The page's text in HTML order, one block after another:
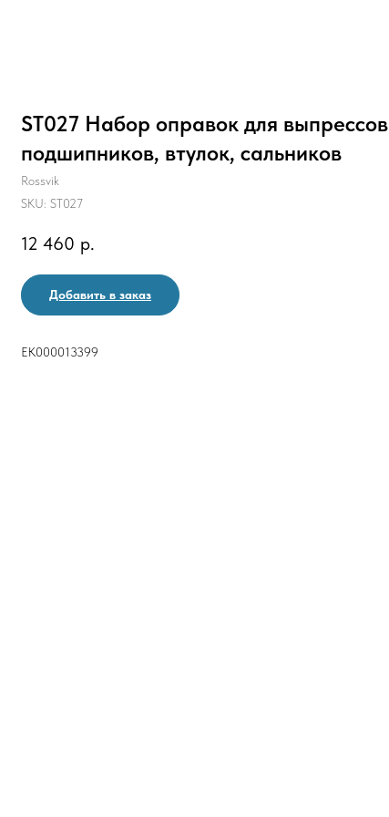
ST027 Набор оправок для
подшипников, втулок, сальников
Rossvik
SKU: ST027
12 460 р.
Добавить в заказ
ЕК000013399